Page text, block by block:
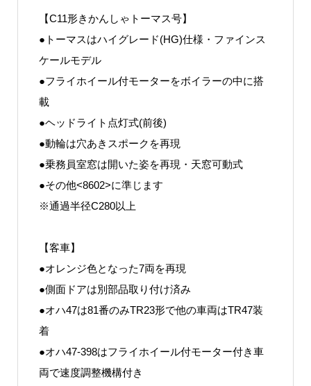
【C11形きかんしゃトーマス号】
●トーマスはハイグレード(HG)仕様・ファインス
ケールモデル
●フライホイール付モーターをボイラーの中に搭
載
●ヘッドライト点灯式(前後)
●動輪は穴あきスポークを再現
●乗務員室窓は開いた姿を再現・天窓可動式
●その他<8602>に準じます
※通過半径C280以上
【客車】
●オレンジ色となった7両を再現
●側面ドアは別部品取り付け済み
●オハ47は81番のみTR23形で他の車両はTR47装
着
●オハ47-398はフライホイール付モーター付き車
両で速度調整機構付き